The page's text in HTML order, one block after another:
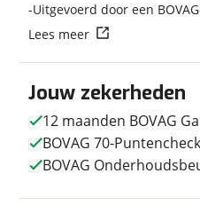
Afmetingen en gewicht
Massa ledig voertuig
Maximaal toelaatbaar
gewicht
Jouw zekerheden
12 maanden BOVAG
BOVAG 70-Puntencheck
BOVAG
Uitgevoerd door een
Lees meer